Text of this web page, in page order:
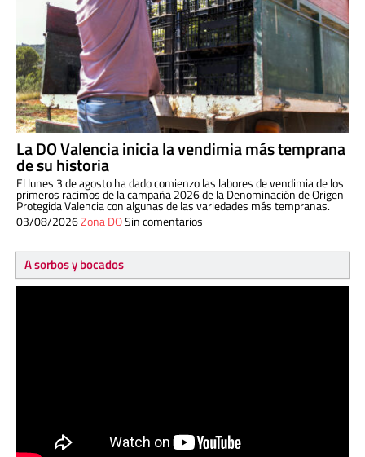
La DO Valencia inicia la vendimia más temprana
de su historia
El lunes 3 de agosto ha dado comienzo las labores de vendimia de los
primeros racimos de la campaña 2026 de la Denominación de Origen
Protegida Valencia con algunas de las variedades más tempranas.
03/08/2026Zona DOSin comentarios
A sorbos y bocados